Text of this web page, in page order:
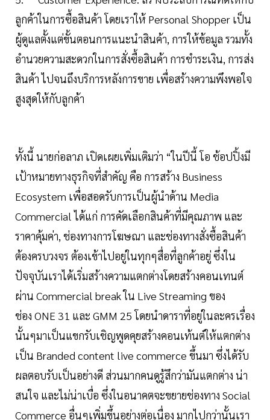
ลูกค้าในการซื้อสินค้า โดยเราให้ Personal Shopper เป็น
ผู้ดูแลตั้งแต่ขั้นตอนการแนะนำสินค้า, การให้ข้อมูล รวมทั้ง
อำนวยความสะดวกในการสั่งซื้อสินค้า การชำระเงิน, การส่ง
สินค้า ไปจนถึงบริการหลังการขาย เพื่อสร้างความพึงพอใจ
สูงสุดให้กับลูกค้า
ทั้งนี้ นายก่อลาภ เปิดเผยเพิ่มเติมว่า “ในปีนี้ โอ ช้อปปิ้งมี
เป้าหมายทางธุรกิจที่สำคัญ คือ การสร้าง Business
Ecosystem เพื่อสอดรับการเป็นผู้นำด้าน Media
Commercial ได้แก่ การคัดเลือกสินค้าที่มีคุณภาพ และ
ราคาคุ้มค่า, ช่องทางการโฆษณา และช่องทางสั่งซื้อสินค้า
ต้องครบวงจร ต้องเข้าไปอยู่ในทุกๆสื่อที่ลูกค้าอยู่ ซึ่งใน
ปัจจุบันเราได้เริ่มสร้างความแตกต่างโดยสร้างคอนเทนต์
ผ่าน Commercial break ใน Live Streaming ของ
ช่อง ONE 31 และ GMM 25 โดยนำดาราที่อยู่ในละครเรื่อง
นั้นๆมาเป็นแขกรับเชิญพูดคุยสร้างคอนเท้นต์ให้แตกต่าง
เป็น Branded content live commerce ขึ้นมา ซึ่งได้รับ
ผลตอบรับเป็นอย่างดี ส่วนมากคนดูรู้สึกว่ามันแตกต่าง น่า
สนใจ และไม่น่าเบื่อ ซึ่งในอนาคตจะขยายช่องทาง Social
Commerce อื่นๆเพิ่มขึ้นอย่างต่อเนื่อง มากไปกว่านั้นเรา